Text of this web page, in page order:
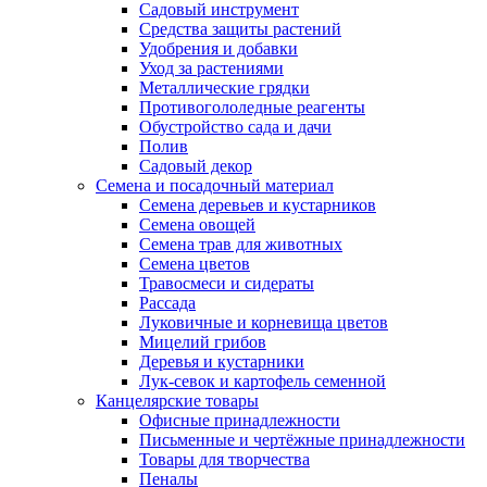
Садовый инструмент
Средства защиты растений
Удобрения и добавки
Уход за растениями
Металлические грядки
Противогололедные реагенты
Обустройство сада и дачи
Полив
Садовый декор
Семена и посадочный материал
Семена деревьев и кустарников
Семена овощей
Семена трав для животных
Семена цветов
Травосмеси и сидераты
Рассада
Луковичные и корневища цветов
Мицелий грибов
Деревья и кустарники
Лук-севок и картофель семенной
Канцелярские товары
Офисные принадлежности
Письменные и чертёжные принадлежности
Товары для творчества
Пеналы